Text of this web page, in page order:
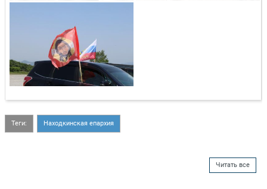
Теги: Находкинская епархия
Читать все